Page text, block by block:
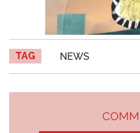
TAG NEWS